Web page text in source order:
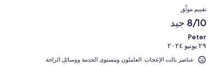
تقييم موثَّق
8/10 جيد
Peter
٢٩ يونيو ٢٠٢٤
عناصر نالت الإعجاب: ⁦العاملون ومستوى الخدمة⁩ و⁦وسائل الراحة⁩